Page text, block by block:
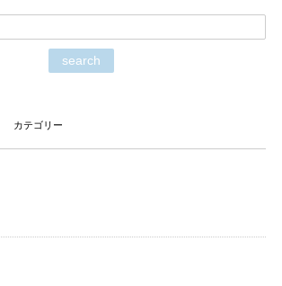
search
カテゴリー